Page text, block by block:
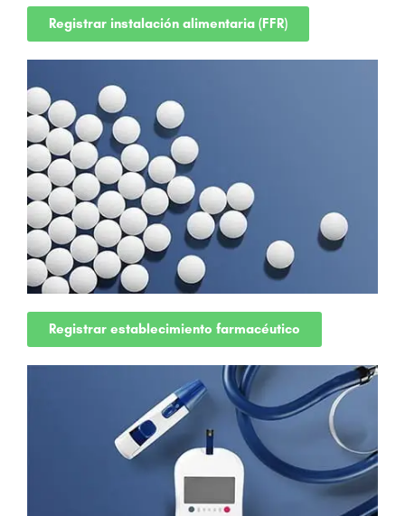
Registrar instalación alimentaria (FFR)
Registrar establecimiento farmacéutico